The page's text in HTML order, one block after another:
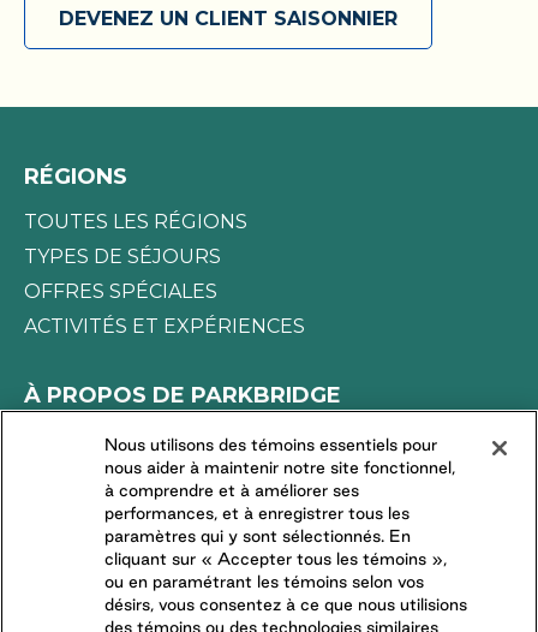
ou installez-vous dans votre chalet, puis maximisez
votre séjour parmi nous en accédant à toutes les
DEVENEZ UN CLIENT SAISONNIER
RÉGIONS
TOUTES LES RÉGIONS
TYPES DE SÉJOURS
OFFRES SPÉCIALES
ACTIVITÉS ET EXPÉRIENCES
À PROPOS DE PARKBRIDGE
LA DIFFÉRENCE PARKBRIDGE
DEMANDES DES MÉDIAS
TRAVAILLER CHEZ NOUS
COMMUNAUTÉS RÉSIDENTIELLES
CONNECTEZ-VOUS AVEC NOUS
Nous utilisons des témoins essentiels pour
nous aider à maintenir notre site fonctionnel,
à comprendre et à améliorer ses
performances, et à enregistrer tous les
paramètres qui y sont sélectionnés. En
cliquant sur « Accepter tous les témoins »,
ou en paramétrant les témoins selon vos
désirs, vous consentez à ce que nous utilisions
des témoins ou des technologies similaires